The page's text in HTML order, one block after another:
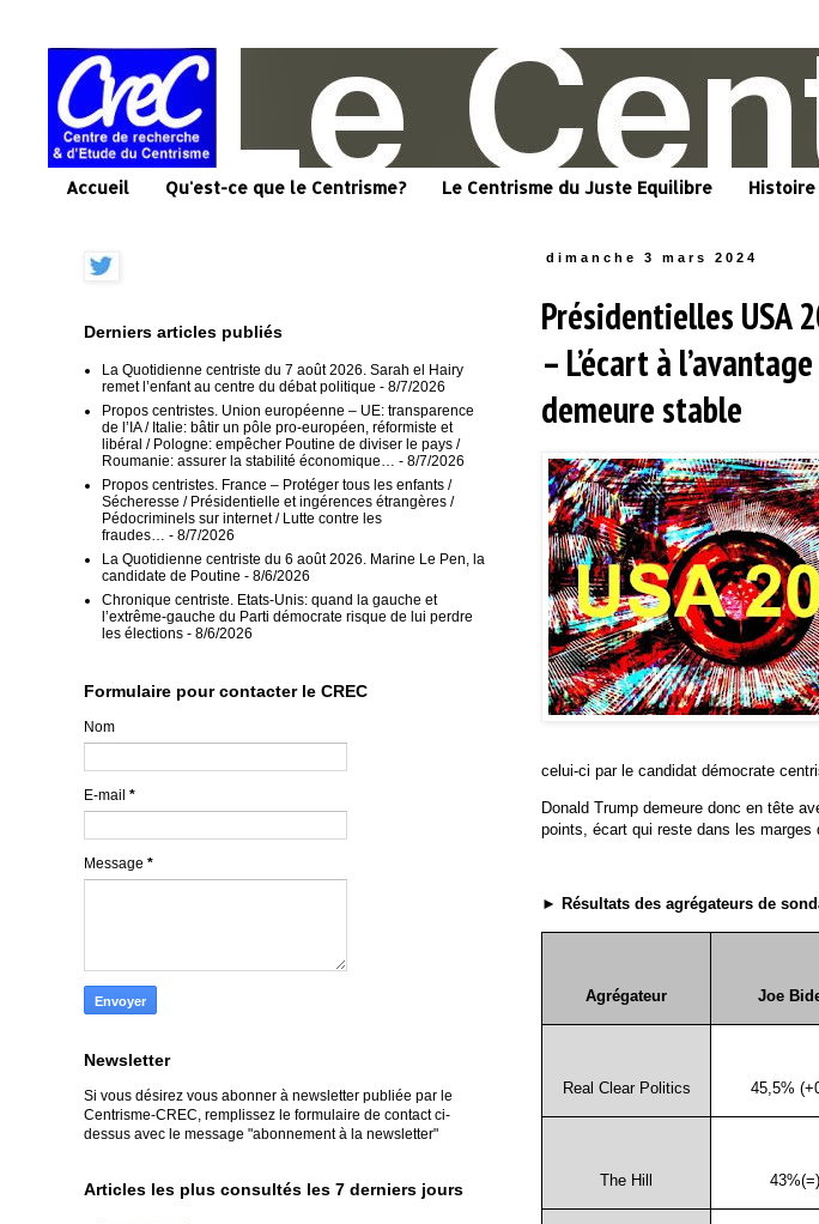
Accueil Qu'est-ce que le Centrisme? Le Centrisme du Juste Equilibre Histoire
dimanche 3 mars 2024
Présidentielles USA
– L’écart à
demeure stable
celui-ci par le candidat démocrate
Donald Trump demeure donc en tête
points, écart qui reste dans les marges
► Résultats des agrégateurs de
Agrégateur Joe
Real Clear Politics 45,5%
The Hill 43%(=)
Derniers articles publiés
La Quotidienne centriste du 7 août 2026. Sarah el Hairy
remet l’enfant au centre du débat politique - 8/7/2026
Propos centristes. Union européenne – UE: transparence
de l’IA / Italie: bâtir un pôle pro-européen, réformiste et
libéral / Pologne: empêcher Poutine de diviser le pays /
Roumanie: assurer la stabilité économique…
- 8/7/2026
Propos centristes. France – Protéger tous les enfants /
Sécheresse / Présidentielle et ingérences étrangères /
Pédocriminels sur internet / Lutte contre les
fraudes…
- 8/7/2026
La Quotidienne centriste du 6 août 2026. Marine Le Pen, la
candidate de Poutine - 8/6/2026
Chronique centriste. Etats-Unis: quand la gauche et
l’extrême-gauche du Parti démocrate risque de lui perdre
les élections - 8/6/2026
Formulaire pour contacter le CREC
Nom
E-mail *
Message *
Newsletter
Si vous désirez vous abonner à newsletter publiée par le
Centrisme-CREC, remplissez le formulaire de contact ci-
dessus avec le message "abonnement à la newsletter"
Articles les plus consultés les 7 derniers jours